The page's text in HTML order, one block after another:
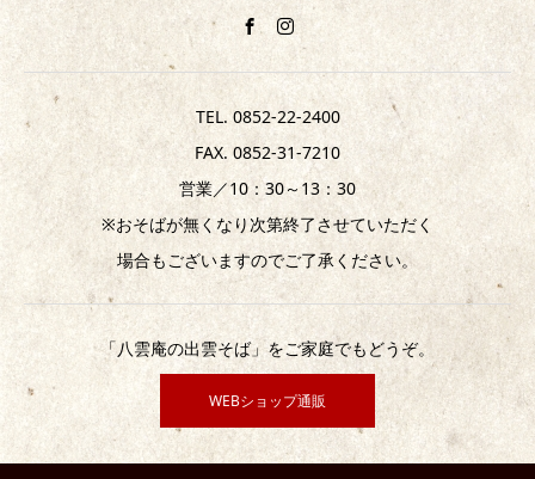
TEL. 0852-22-2400
FAX. 0852-31-7210
営業／10：30～13：30
※おそばが無くなり次第終了させていただく
場合もございますのでご了承ください。
「八雲庵の出雲そば」をご家庭でもどうぞ。
WEBショップ通販